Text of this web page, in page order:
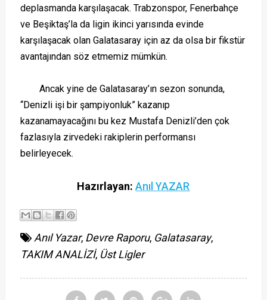
deplasmanda karşılaşacak. Trabzonspor, Fenerbahçe
ve Beşiktaş’la da ligin ikinci yarısında evinde
karşılaşacak olan Galatasaray için az da olsa bir fikstür
avantajından söz etmemiz mümkün.
Ancak yine de Galatasaray’ın sezon sonunda,
“Denizli işi bir şampiyonluk” kazanıp
kazanamayacağını bu kez Mustafa Denizli’den çok
fazlasıyla zirvedeki rakiplerin performansı
belirleyecek.
Hazırlayan:Anıl YAZAR
Anıl Yazar, Devre Raporu, Galatasaray,
TAKIM ANALİZİ, Üst Ligler